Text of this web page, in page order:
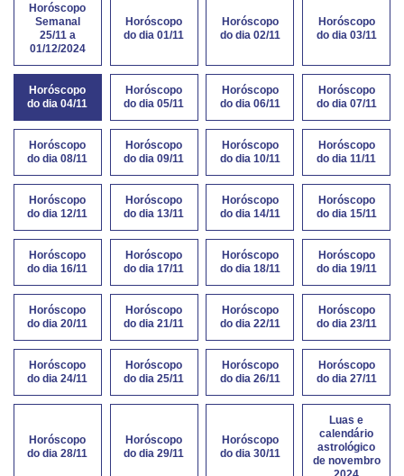
Horóscopo
Semanal
25/11 a
01/12/2024
Horóscopo
do dia 01/11
Horóscopo
do dia 02/11
Horóscopo
do dia 03/11
Horóscopo
do dia 04/11
Horóscopo
do dia 05/11
Horóscopo
do dia 06/11
Horóscopo
do dia 07/11
Horóscopo
do dia 08/11
Horóscopo
do dia 09/11
Horóscopo
do dia 10/11
Horóscopo
do dia 11/11
Horóscopo
do dia 12/11
Horóscopo
do dia 13/11
Horóscopo
do dia 14/11
Horóscopo
do dia 15/11
Horóscopo
do dia 16/11
Horóscopo
do dia 17/11
Horóscopo
do dia 18/11
Horóscopo
do dia 19/11
Horóscopo
do dia 20/11
Horóscopo
do dia 21/11
Horóscopo
do dia 22/11
Horóscopo
do dia 23/11
Horóscopo
do dia 24/11
Horóscopo
do dia 25/11
Horóscopo
do dia 26/11
Horóscopo
do dia 27/11
Horóscopo
do dia 28/11
Horóscopo
do dia 29/11
Horóscopo
do dia 30/11
Luas e
calendário
astrológico
de novembro